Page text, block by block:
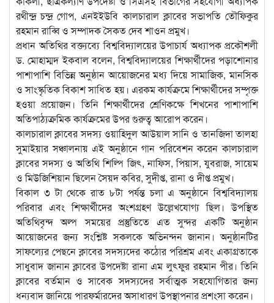
রথীন্দ্র চন্দ্র গোপ, এনইইউবি কালচারাল ক্লাবের সভাপতি তৌফিকুর
রহমান রাব্বি ও সম্পাদক সৈকত দেব শাওন প্রমুখ।
প্রধান অতিথির বক্ত্যব্যে বিশ্ববিদ্যালয়ের উপাচার্য অধ্যাপক প্রকৌশলী
ড. মোহাম্মদ ইকবাল বলেন, বিশ্ববিদ্যালয়ের শিক্ষার্থীদের পড়াশোনার
পাশাপাশি বিভিন্ন অনুষ্ঠান আয়োজনের মধ্য দিয়ে সামাজিক, মানসিক
ও সাংস্কৃতিক বিকাশ সাধিত হয়। এরকম কার্যক্রমে শিক্ষার্থীদের সম্পৃক্ত
হওয়া প্রয়োজন। তিনি শিক্ষার্থীদের শ্রেণিকক্ষে শিখনের পাশাপাশি
অতিপাঠ্যক্রমিক কার্যক্রমের উপর গুরুত্ব আরোপ করেন।
কালচারাল ক্লাবের সদস্য ওয়াহিদুল আউয়াল সানি ও তানজিদা তালহা
সুমাইয়ার সঞ্চালনায় এই অনুষ্ঠানে গান পরিবেশন করেন কালচারাল
ক্লাবের সদস্য ও অতিথি শিল্পি জিৎ, নাফিস, পিয়াস, যুবরাজ, সায়েম
ও মিউজিশিয়ান ছিলেন সৈয়দ কবির, সুদীপ্ত, রানা ও দীপ্ত প্রমুখ।
বিকাল ৩ টা থেকে রাত ৮টা পর্যন্ত চলা এ অনুষ্ঠানে বিশ্ববিদ্যালয়
পরিবার এবং শিক্ষার্থীদের অংশগ্রহণ উল্লেখযোগ্য ছিল। উপস্থিত
অতিথিবৃন্দ অল্প সময়ের প্রস্তুতিতে এত সুন্দর একটি অনুষ্ঠান
আয়োজনের জন্য সংশ্লিষ্ট সকলকে অভিনন্দন জানান। অনুষ্ঠানটির
সাফল্যের পেছনে ক্লাবের সদস্যদের কঠোর পরিশ্রম এবং একাগ্রতাকে
সাধুবাদ জানান ক্লাবের উপদেষ্টা রানা এম লুৎফুর রহমান পীর। তিনি
ক্লাবের বর্তমান ও সাবেক সদস্যদের সর্বাত্মক সহযোগিতার জন্য
ধন্যবাদ জানিয়ে পারফর্মারদের অসাধারণ উপস্থাপনার প্রশংসা করেন।